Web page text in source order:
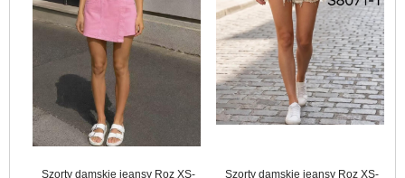
Szorty damskie jeansy Roz XS-
Szorty damskie jeansy Roz XS-